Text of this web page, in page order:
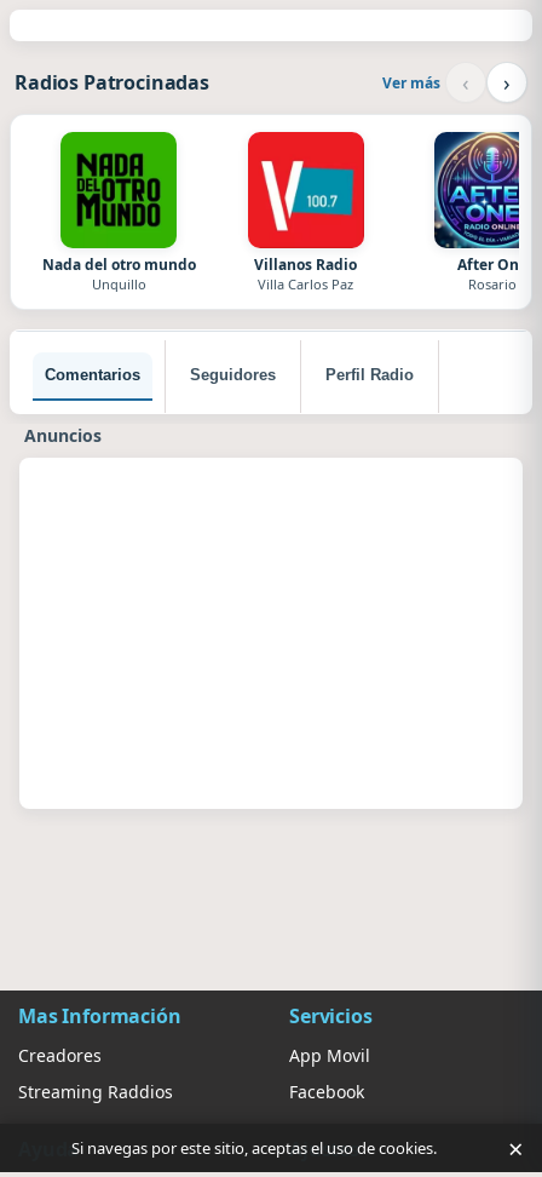
Radios Patrocinadas Ver más ‹ ›
Nada del otro mundo
Unquillo
Villanos Radio
Villa Carlos Paz
After One
Rosario
Comentarios Seguidores Perfil Radio
Anuncios
Mas Información
Creadores
Streaming Raddios
Servicios
App Movil
Facebook
Ayuda Ajustes
Si navegas por este sitio, aceptas el uso de cookies. ×